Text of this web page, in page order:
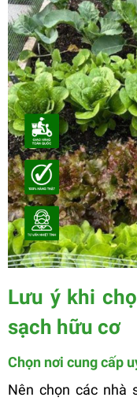
Lưu ý khi
sạch hữu cơ
Chọn nơi cung cấp
Nên chọn các nhà